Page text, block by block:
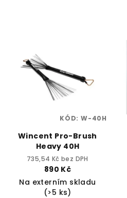
Wincent Pro-Brush
Heavy 40H
735,54 Kč bez DPH
890 Kč
Na externím skladu
(>5 ks)
KÓD: W-40H